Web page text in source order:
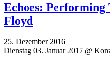
Echoes:
Floyd
25. Dezember 2016
Dienstag 03. Januar 2017 @